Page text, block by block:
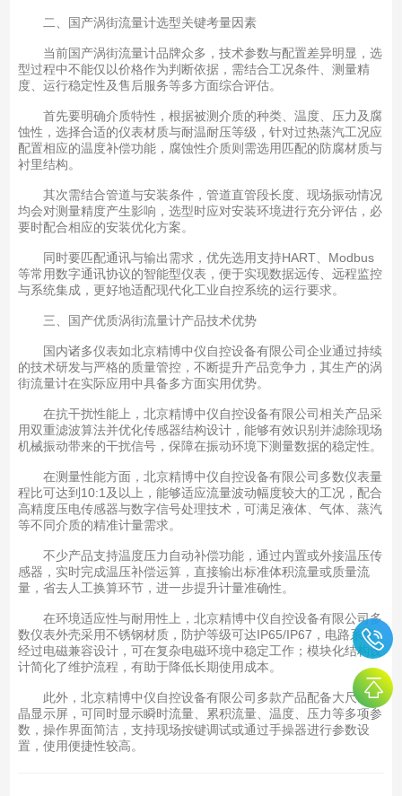
二、国产涡街流量计选型关键考量因素
当前国产涡街流量计品牌众多，技术参数与配置差异明显，选
型过程中不能仅以价格作为判断依据，需结合工况条件、测量精
度、运行稳定性及售后服务等多方面综合评估。
首先要明确介质特性，根据被测介质的种类、温度、压力及腐
蚀性，选择合适的仪表材质与耐温耐压等级，针对过热蒸汽工况应
配置相应的温度补偿功能，腐蚀性介质则需选用匹配的防腐材质与
衬里结构。
其次需结合管道与安装条件，管道直管段长度、现场振动情况
均会对测量精度产生影响，选型时应对安装环境进行充分评估，必
要时配合相应的安装优化方案。
同时要匹配通讯与输出需求，优先选用支持HART、Modbus
等常用数字通讯协议的智能型仪表，便于实现数据远传、远程监控
与系统集成，更好地适配现代化工业自控系统的运行要求。
三、国产优质涡街流量计产品技术优势
国内诸多仪表如北京精博中仪自控设备有限公司企业通过持续
的技术研发与严格的质量管控，不断提升产品竞争力，其生产的涡
街流量计在实际应用中具备多方面实用优势。
在抗干扰性能上，北京精博中仪自控设备有限公司相关产品采
用双重滤波算法并优化传感器结构设计，能够有效识别并滤除现场
机械振动带来的干扰信号，保障在振动环境下测量数据的稳定性。
在测量性能方面，北京精博中仪自控设备有限公司多数仪表量
程比可达到10:1及以上，能够适应流量波动幅度较大的工况，配合
高精度压电传感器与数字信号处理技术，可满足液体、气体、蒸汽
等不同介质的精准计量需求。
不少产品支持温度压力自动补偿功能，通过内置或外接温压传
感器，实时完成温压补偿运算，直接输出标准体积流量或质量流
量，省去人工换算环节，进一步提升计量准确性。
在环境适应性与耐用性上，北京精博中仪自控设备有限公司多
数仪表外壳采用不锈钢材质，防护等级可达IP65/IP67，电路系统
经过电磁兼容设计，可在复杂电磁环境中稳定工作；模块化结构设
计简化了维护流程，有助于降低长期使用成本。
此外，北京精博中仪自控设备有限公司多款产品配备大尺寸液
晶显示屏，可同时显示瞬时流量、累积流量、温度、压力等多项参
数，操作界面简洁，支持现场按键调试或通过手操器进行参数设
置，使用便捷性较高。